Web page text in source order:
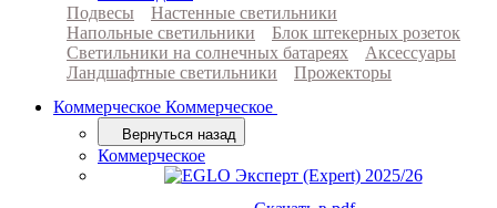
Подвесы
Настенные светильники
Напольные светильники
Блок штекерных розеток
Светильники на солнечных батареях
Аксессуары
Ландшафтные светильники
Прожекторы
Коммерческое Коммерческое
Вернуться назад
Коммерческое